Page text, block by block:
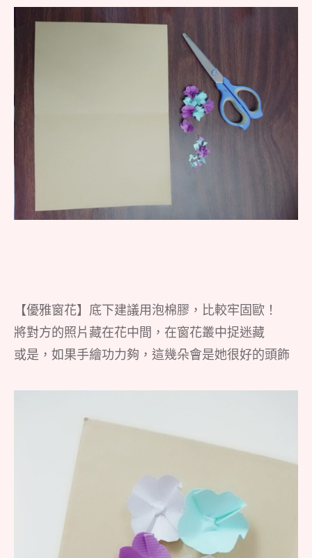
【優雅窗花】底下建議用泡棉膠，比較牢固歐！
將對方的照片藏在花中間，在窗花叢中捉迷藏
或是，如果手繪功力夠，這幾朵會是她很好的頭飾